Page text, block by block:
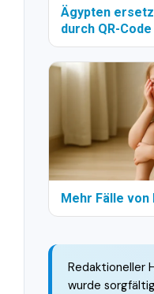
Ägypten
durch QR-Code
Mehr Fälle
Redaktioneller
wurde